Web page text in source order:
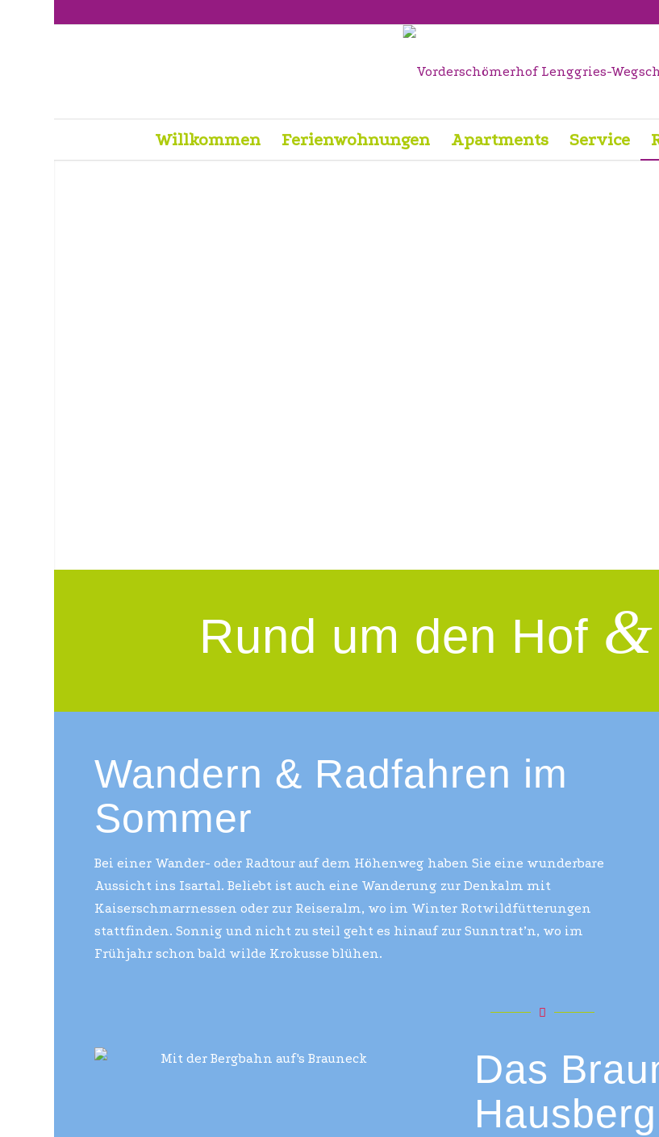
Willkommen Ferienwohnungen Apartments Service
Rund um den Hof &
Wandern & Radfahren im
Sommer
Bei einer Wander- oder Radtour auf dem Höhenweg haben Sie eine wunderbare
Aussicht ins Isartal. Beliebt ist auch eine Wanderung zur Denkalm mit
Kaiserschmarrnessen oder zur Reiseralm, wo im Winter Rotwildfütterungen
stattfinden. Sonnig und nicht zu steil geht es hinauf zur Sunntrat’n, wo im
Frühjahr schon bald wilde Krokusse blühen.
Das
Hausberg